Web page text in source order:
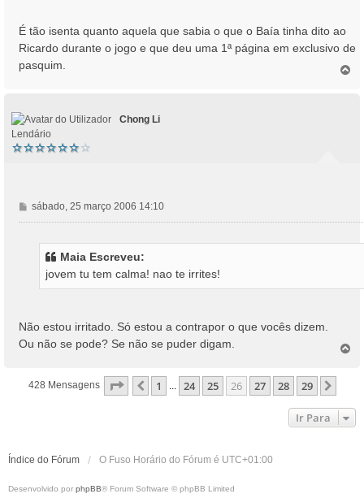
É tão isenta quanto aquela que sabia o que o Baía tinha dito ao
Ricardo durante o jogo e que deu uma 1ª página em exclusivo de
pasquim.
Chong Li
Lendário
M
e
sábado, 25 março 2006 14:10
Maia Escreveu:
jovem tu tem calma! nao te irrites!
Não estou irritado. Só estou a contrapor o que vocês dizem.
Ou não se pode? Se não se puder digam.
428 Mensagens Página 26De29
Anterior
1 ... 24 25 26 27 28 29
Ir Para
Índice do Fórum O Fuso Horário do Fórum é UTC+01:00
Desenvolvido por phpBB® Forum Software © phpBB Limited